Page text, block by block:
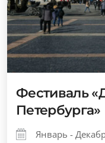
Фестиваль
Петербурга»
Январь -